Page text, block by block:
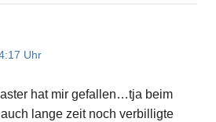
Uhr
hat mir gefallen…tja beim
lange zeit noch verbilligte